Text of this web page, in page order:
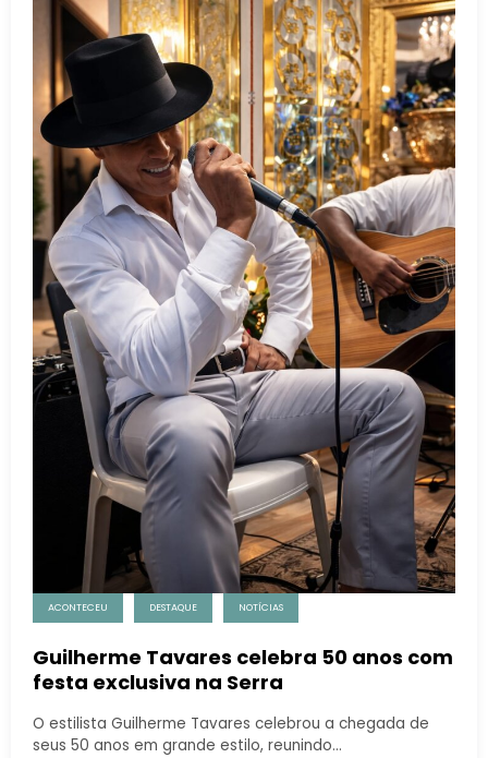
ACONTECEU DESTAQUE NOTÍCIAS
Guilherme Tavares celebra 50 anos com
festa exclusiva na Serra
O estilista Guilherme Tavares celebrou a chegada de
seus 50 anos em grande estilo, reunindo…